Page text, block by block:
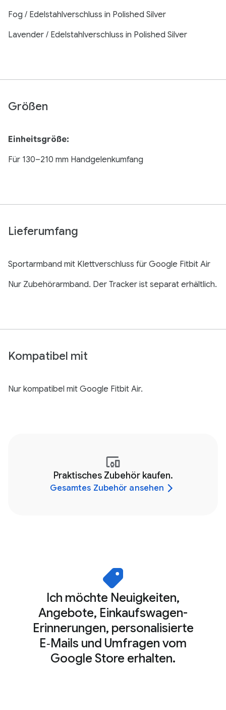
Fog / Edelstahlverschluss in Polished Silver
Lavender / Edelstahlverschluss in Polished Silver
Größen
Einheitsgröße:
Für 130–210 mm Handgelenkumfang
Lieferumfang
Sportarmband mit Klettverschluss für Google Fitbit Air
Nur Zubehörarmband. Der Tracker ist separat erhältlich.
Kompatibel mit
Nur kompatibel mit Google Fitbit Air.
Praktisches Zubehör kaufen.
Gesamtes Zubehör ansehen
Ich möchte Neuigkeiten,
Angebote, Einkaufswagen-
Erinnerungen, personalisierte
E‑Mails und Umfragen vom
Google Store erhalten.